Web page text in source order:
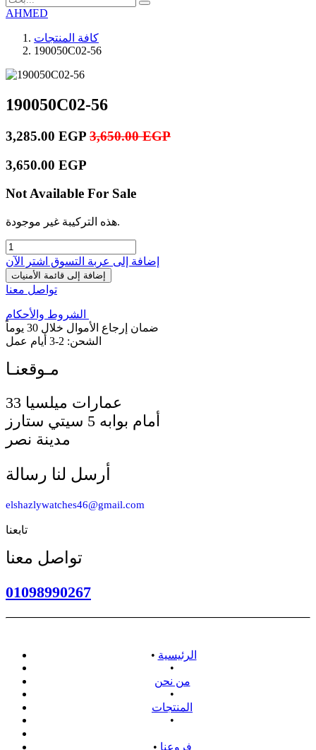
AHMED
كافة المنتجات
190050C02-56
190050C02-56
3,285.00 EGP 3,650.00EGP
3,650.00 EGP
Not Available For Sale
هذه التركيبة غير موجودة.
إضافة إلى عربة التسوق اشترِ الآن
إضافة إلى قائمة الأمنيات
تواصل معنا
الشروط والأحكام
ضمان إرجاع الأموال خلال 30 يوماً
الشحن: 2-3 أيام عمل
أمام بوابه 5 سيتي ستارز
مدينة نصر
أرسل لنا رسالة
elshazlywatches46@gmail.com
تابعنا
تواصل معنا
01098990267
• الرئيسية
•
من نحن
•
المنتجات
•
• فروعنا